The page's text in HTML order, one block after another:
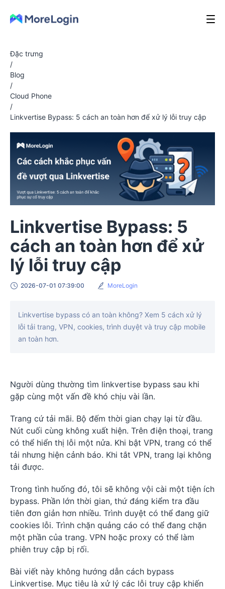
Đặc trưng
/
Blog
/
Cloud Phone
/
Linkvertise Bypass: 5 cách an toàn hơn để xử lý lỗi truy cập
Linkvertise Bypass: 5
cách an toàn hơn để xử
lý lỗi truy cập
2026-07-01 07:39:00 MoreLogin
Linkvertise bypass có an toàn không? Xem 5 cách xử lý
lỗi tải trang, VPN, cookies, trình duyệt và truy cập mobile
an toàn hơn.
Người dùng thường tìm linkvertise bypass sau khi
gặp cùng một vấn đề khó chịu vài lần.
Trang cứ tải mãi. Bộ đếm thời gian chạy lại từ đầu.
Nút cuối cùng không xuất hiện. Trên điện thoại, trang
có thể hiển thị lỗi một nửa. Khi bật VPN, trang có thể
tải nhưng hiện cảnh báo. Khi tắt VPN, trang lại không
tải được.
Trong tình huống đó, tôi sẽ không vội cài một tiện ích
bypass. Phần lớn thời gian, thứ đáng kiểm tra đầu
tiên đơn giản hơn nhiều. Trình duyệt có thể đang giữ
cookies lỗi. Trình chặn quảng cáo có thể đang chặn
một phần của trang. VPN hoặc proxy có thể làm
phiên truy cập bị rối.
Bài viết này không hướng dẫn cách bypass
Linkvertise. Mục tiêu là xử lý các lỗi truy cập khiến